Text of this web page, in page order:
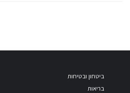
ביטחון ובטיחות
בריאות